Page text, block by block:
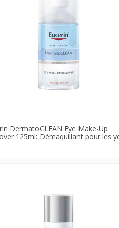
DermatoCLEAN Eye Make-Up
125ml: Démaquillant pour les